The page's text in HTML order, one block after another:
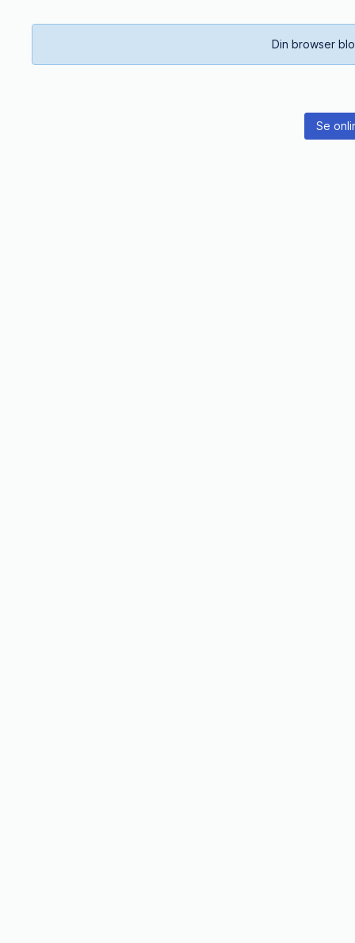
Din browser
Se